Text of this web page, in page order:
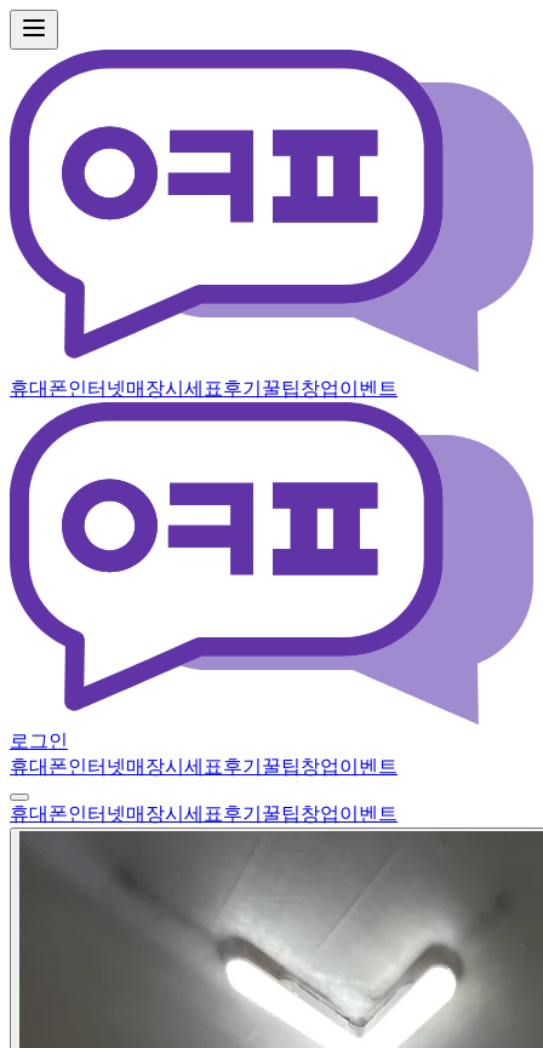
휴대폰인터넷매장시세표후기 꿀팁창업이벤트
로그인
휴대폰인터넷매장시세표후기 꿀팁창업이벤트
휴대폰인터넷매장시세표후기 꿀팁창업이벤트